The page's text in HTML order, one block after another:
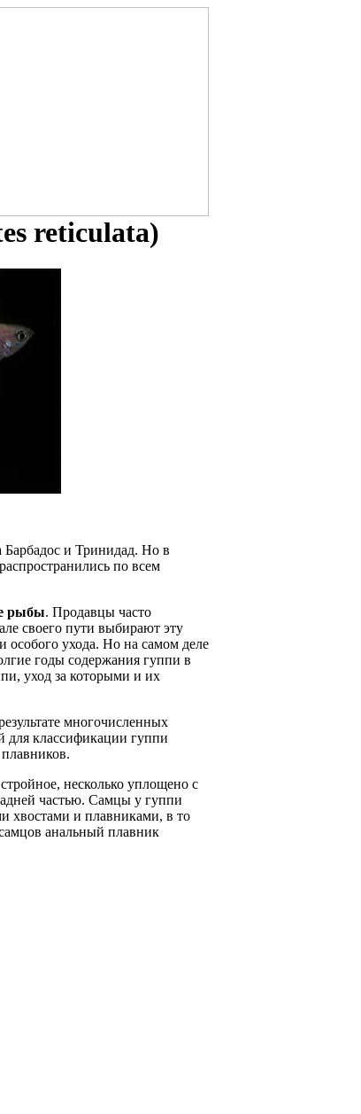
reticulata)
и Тринидад. Но в
по всем
рыбы. Продавцы часто
своего пути выбирают эту
ухода. Но на самом деле
годы содержания гуппи в
уход за которыми и их
многочисленных
классификации гуппи
несколько уплощено с
частью. Самцы у гуппи
хвостами и плавниками, в то
анальный плавник